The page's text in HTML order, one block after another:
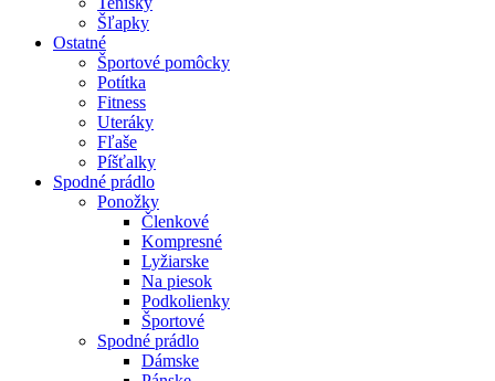
Šľapky
Ostatné
Športové pomôcky
Potítka
Fitness
Uteráky
Fľaše
Píšťalky
Spodné prádlo
Ponožky
Členkové
Kompresné
Lyžiarske
Na piesok
Podkolienky
Športové
Spodné prádlo
Dámske